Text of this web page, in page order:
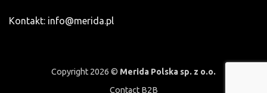
Kontakt: info@merida.pl
Copyright 2026 © Merida Polska sp. z o.o.
Contact B2B